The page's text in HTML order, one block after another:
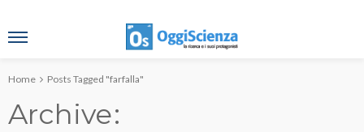
Home Posts Tagged "farfalla"
Archive